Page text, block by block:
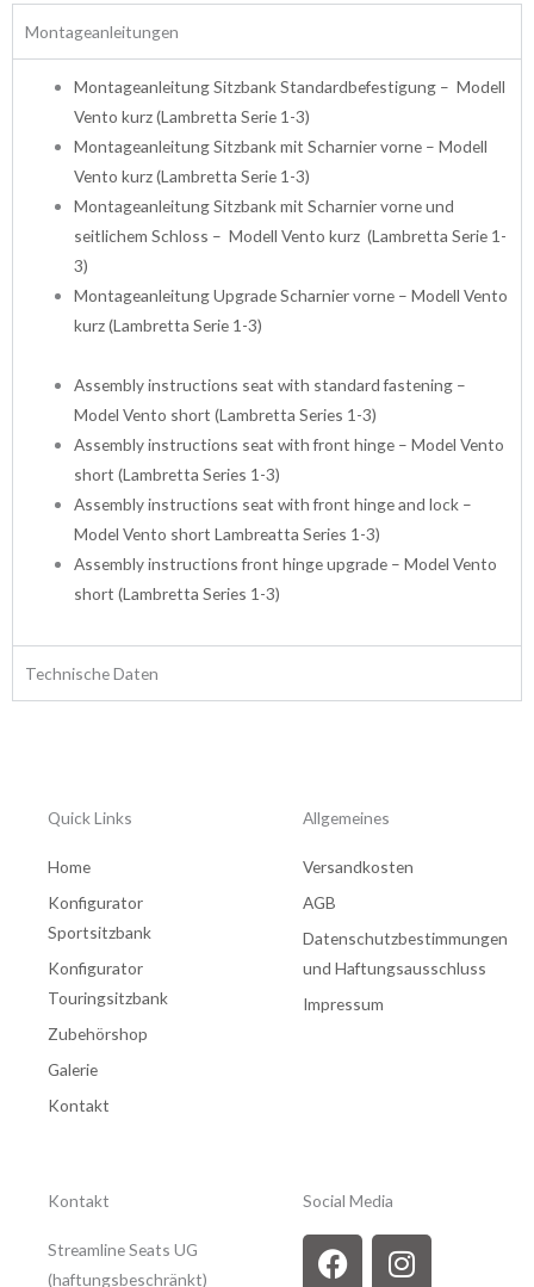
Montageanleitungen
Montageanleitung Sitzbank Standardbefestigung – Modell
Vento kurz (Lambretta Serie 1-3)
Montageanleitung Sitzbank mit Scharnier vorne – Modell
Vento kurz (Lambretta Serie 1-3)
Montageanleitung Sitzbank mit Scharnier vorne und
seitlichem Schloss – Modell Vento kurz (Lambretta Serie 1-
3)
Montageanleitung Upgrade Scharnier vorne – Modell Vento
kurz (Lambretta Serie 1-3)
Assembly instructions seat with standard fastening –
Model Vento short (Lambretta Series 1-3)
Assembly instructions seat with front hinge – Model Vento
short (Lambretta Series 1-3)
Assembly instructions seat with front hinge and lock –
Model Vento short Lambreatta Series 1-3)
Assembly instructions front hinge upgrade – Model Vento
short (Lambretta Series 1-3)
Technische Daten
Quick Links
Home
Konfigurator
Sportsitzbank
Konfigurator
Touringsitzbank
Zubehörshop
Galerie
Kontakt
Allgemeines
Versandkosten
AGB
Datenschutzbestimmungen
und Haftungsausschluss
Impressum
Kontakt
Streamline Seats UG
(haftungsbeschränkt)
Social Media
F
a
I
n
Y
o